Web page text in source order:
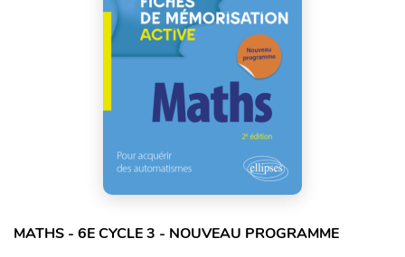
MATHS - 6E CYCLE 3 - NOUVEAU PROGRAMME